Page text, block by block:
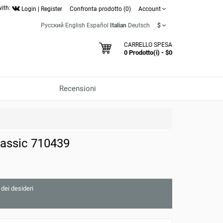
Login Register Confronta prodotto (0) Account
Русский English Español Italian Deutsch $
CARRELLO SPESA
0 Prodotto(i) - $0
Recensioni
710439
desideri